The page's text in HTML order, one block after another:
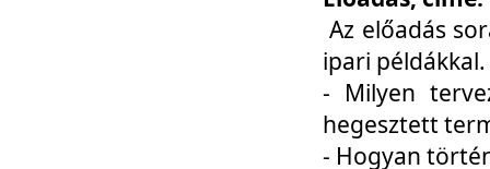
Az előadás
ipari
- Milyen
hegesztett
- Hogyan